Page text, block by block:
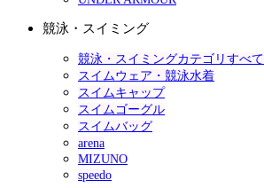
競泳・スイミング
競泳・スイミングカテゴリすべて
スイムウェア・競泳水着
スイムキャップ
スイムゴーグル
スイムバッグ
arena
MIZUNO
speedo